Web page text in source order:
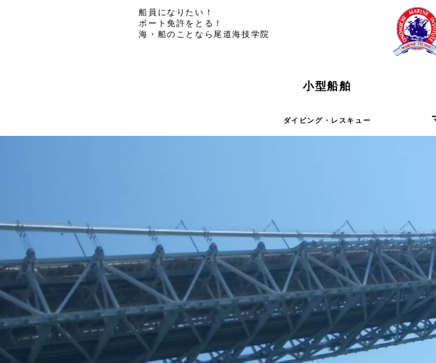
船員になりたい！
ボート免許をとる！
海・船のことなら尾道海技学院
小型船舶
ダイビング・レスキュー
小型船舶
ダイビング・レスキュー